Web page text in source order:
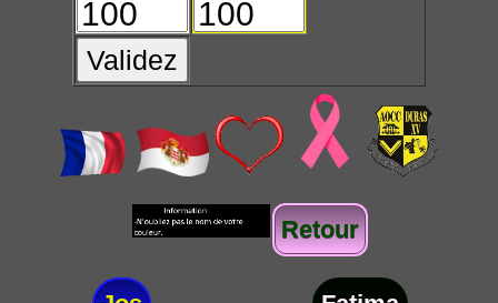
Validez
Retour